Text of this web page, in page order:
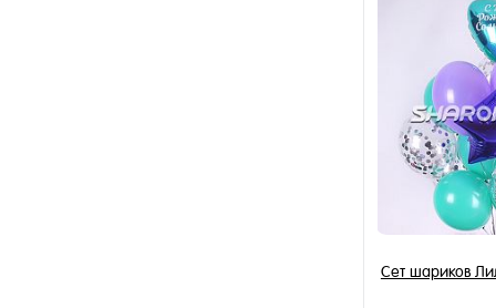
Купить в 1
В избранное
В наличии
Сет шариков